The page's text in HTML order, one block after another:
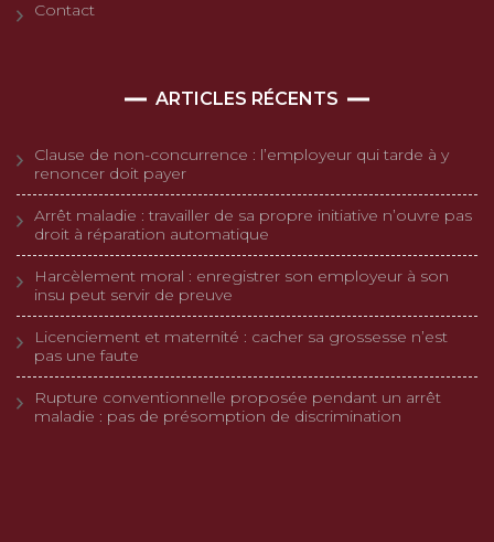
Contact
ARTICLES RÉCENTS
Clause de non-concurrence : l’employeur qui tarde à y
renoncer doit payer
Arrêt maladie : travailler de sa propre initiative n’ouvre pas
droit à réparation automatique
Harcèlement moral : enregistrer son employeur à son
insu peut servir de preuve
Licenciement et maternité : cacher sa grossesse n’est
pas une faute
Rupture conventionnelle proposée pendant un arrêt
maladie : pas de présomption de discrimination